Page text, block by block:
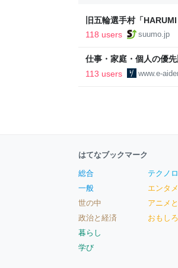
旧五輪選手村「
ルで挑む、盆踊り2万人
118 users suumo.jp
仕事・家庭・個人の優
後の自分に伝えたいこ
113 users www.e-
はてなブックマーク
総合
一般
世の中
政治と経済
暮らし
学び
テクノ
エンタメ
アニメ
おもしろ